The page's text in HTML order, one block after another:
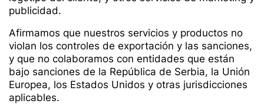
publicidad.
Afirmamos que nuestros servicios y productos no
violan los controles de exportación y las sanciones,
y que no colaboramos con entidades que están
bajo sanciones de la República de Serbia, la Unión
Europea, los Estados Unidos y otras jurisdicciones
aplicables.